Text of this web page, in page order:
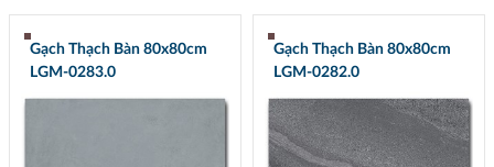
Gạch Thạch Bàn 80x80cm
LGM-0283.0
Gạch Thạch Bàn 80x80cm
LGM-0282.0